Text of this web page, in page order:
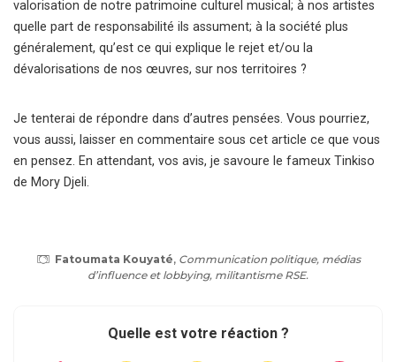
valorisation de notre patrimoine culturel musical; à nos artistes
quelle part de responsabilité ils assument; à la société plus
généralement, qu’est ce qui explique le rejet et/ou la
dévalorisations de nos œuvres, sur nos territoires ?
Je tenterai de répondre dans d’autres pensées. Vous pourriez,
vous aussi, laisser en commentaire sous cet article ce que vous
en pensez. En attendant, vos avis, je savoure le fameux Tinkiso
de Mory Djeli.
Fatoumata Kouyaté, Communication politique, médias
d’influence et lobbying, militantisme RSE.
Quelle est votre réaction ?